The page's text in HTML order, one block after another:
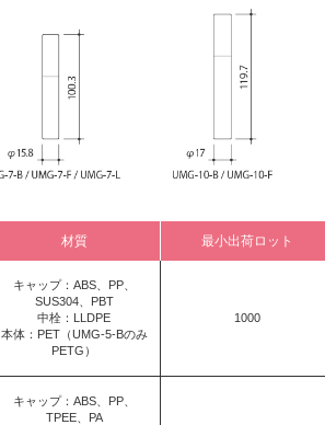
材質 最小出荷ロット
キャップ：ABS、PP、
SUS304、PBT
中栓：LLDPE
本体：PET（UMG-5-Bのみ
PETG）
1000
キャップ：ABS、PP、
TPEE、PA